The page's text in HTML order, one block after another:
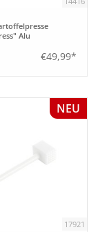
Alu
€49,99*
NEU
17921